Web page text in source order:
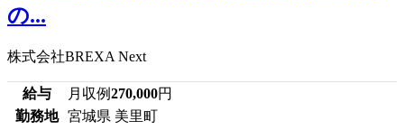
の...
株式会社BREXA Next
給与 月収例270,000円
勤務地 宮城県 美里町